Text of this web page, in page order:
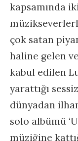
kapsamında
çok satan
haline gelen
kabul edilen
yarattığı
dünyadan
solo albümü
müziğine